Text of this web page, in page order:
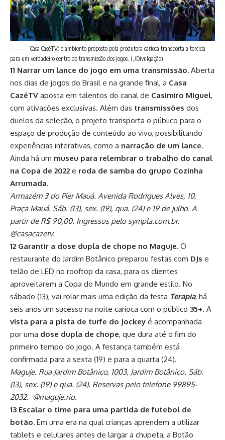
Casa CaséTV: o ambiente proposto pela produtora carioca transporta a torcida
para um verdadeiro centro de transmissão dos jogos. (./Divulgação)
11 Narrar um lance do jogo em uma transmissão. Aberta
nos dias de jogos do Brasil e na grande final, a Casa
CazéTV aposta em talentos do canal de Casimiro Miguel,
com ativações exclusivas. Além das transmissões dos
duelos da seleção, o projeto transporta o público para o
espaço de produção de conteúdo ao vivo, possibilitando
experiências interativas, como a narração de um lance.
Ainda há um museu para relembrar o trabalho do canal
na Copa de 2022 e roda de samba do grupo Cozinha
Arrumada.
Armazém 3 do Píer Mauá. Avenida Rodrigues Alves, 10,
Praça Mauá. Sáb. (13), sex. (19), qua. (24) e 19 de julho. A
partir de R$ 90,00. Ingressos pelo sympla.com.br.
@casacazetv.
12 Garantir a dose dupla de chope no Maguje. O
restaurante do Jardim Botânico preparou festas com DJs e
telão de LED no rooftop da casa, para os clientes
aproveitarem a Copa do Mundo em grande estilo. No
sábado (13), vai rolar mais uma edição da festa Terapia, há
seis anos um sucesso na noite carioca com o público 35+. A
vista para a pista de turfe do Jockey é acompanhada
por uma dose dupla de chope, que dura até o fim do
primeiro tempo do jogo. A festança também está
confirmada para a sexta (19) e para a quarta (24).
Maguje. Rua Jardim Botânico, 1003, Jardim Botânico. Sáb.
(13), sex. (19) e qua. (24). Reservas pelo telefone 99895-
2032. @maguje.rio.
13 Escalar o time para uma partida de futebol de
botão. Em uma era na qual crianças aprendem a utilizar
tablets e celulares antes de largar a chupeta, a Botão